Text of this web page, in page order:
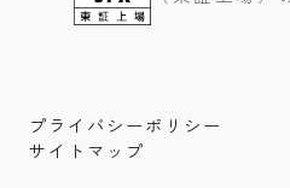
プライバシーポリシー
サイトマップ